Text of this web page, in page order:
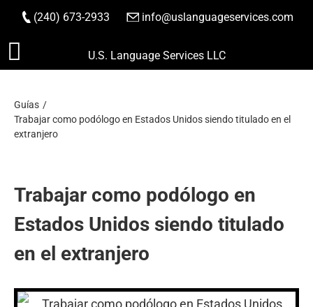
Saltar
(240) 673-2933 info@uslanguageservices.com
HACER PEDIDO
U.S. Language Services LLC
Guías
Trabajar como podólogo en Estados Unidos siendo titulado en el
extranjero
Trabajar como podólogo en
Estados Unidos siendo titulado
en el extranjero